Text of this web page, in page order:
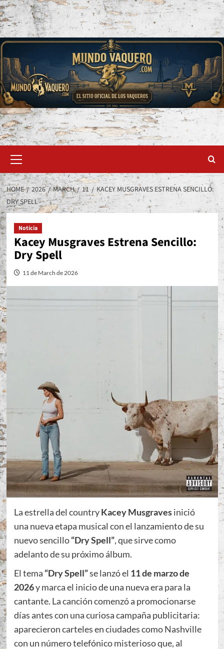
Skip
to
content
Menu
HOME 2026 MARCH 11
KACEY MUSGRAVES ESTRENA SENCILLO:
DRY SPELL
Noticia
Kacey Musgraves Estrena Sencillo:
Dry Spell
11 de March de 2026
La estrella del countryKacey Musgravesinició
una nueva etapa musical con el lanzamiento de su
nuevo sencillo“Dry Spell”, que sirve como
adelanto de su próximo álbum.
El tema “Dry Spell”se lanzó el 11 de marzo de
2026y marca el inicio de una nueva era para la
cantante. La canción comenzó a promocionarse
días antes con una curiosa campaña publicitaria:
aparecieron carteles en ciudades como Nashville
con un número telefónico misterioso que, al